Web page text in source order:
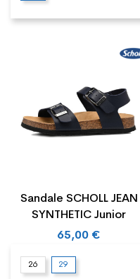
Sandale SCHOLL JEAN
SYNTHETIC Junior
65,00 €
26 29